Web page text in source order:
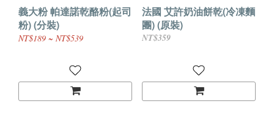
義大粉 帕達諾乾酪粉(起司
粉) (分裝)
NT$189 ~ NT$539
法國 艾許奶油餅乾(冷凍麵
團) (原裝)
NT$359